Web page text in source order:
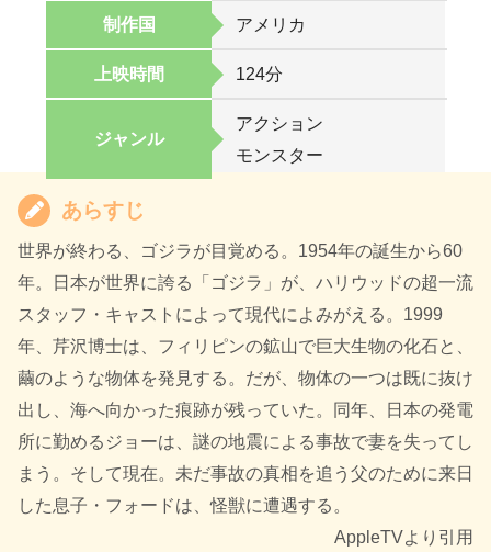
制作国 アメリカ
上映時間 124分
ジャンル
アクション
モンスター
あらすじ
世界が終わる、ゴジラが目覚める。1954年の誕生から60
年。日本が世界に誇る「ゴジラ」が、ハリウッドの超一流
スタッフ・キャストによって現代によみがえる。1999
年、芹沢博士は、フィリピンの鉱山で巨大生物の化石と、
繭のような物体を発見する。だが、物体の一つは既に抜け
出し、海へ向かった痕跡が残っていた。同年、日本の発電
所に勤めるジョーは、謎の地震による事故で妻を失ってし
まう。そして現在。未だ事故の真相を追う父のために来日
した息子・フォードは、怪獣に遭遇する。
AppleTVより引用